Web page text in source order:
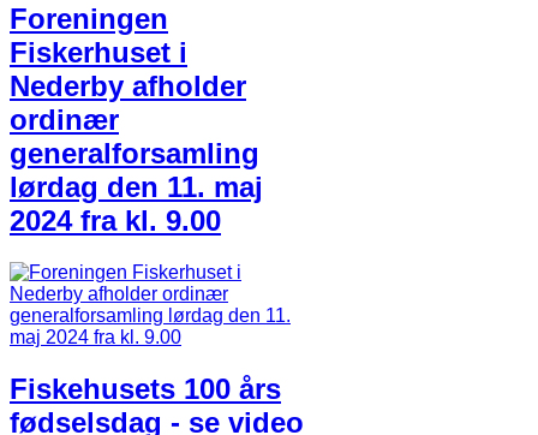
Foreningen
Fiskerhuset i
Nederby afholder
ordinær
generalforsamling
lørdag den 11. maj
2024 fra kl. 9.00
Fiskehusets 100 års
fødselsdag - se video